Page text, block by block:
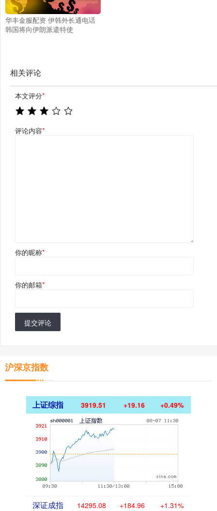
华丰金服配资 伊韩外长通电话
韩国将向伊朗派遣特使
相关评论
本文评分*
评论内容*
你的昵称*
你的邮箱*
提交评论
沪深京指数
上证综指 3919.51 +19.16 +0.49%
深证成指 14295.08 +184.96 +1.31%